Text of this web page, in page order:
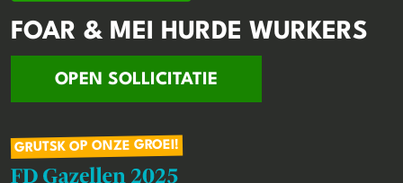
FOAR & MEI HURDE WURKERS
OPEN SOLLICITATIE
GRUTSK OP ONZE GROEI!